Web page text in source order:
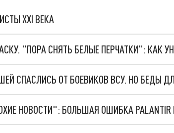
XXI ВЕКА
"ПОРА СНЯТЬ БЕЛЫЕ ПЕРЧАТКИ": КАК
СПАСЛИСЬ ОТ БОЕВИКОВ ВСУ. НО БЕДЫ